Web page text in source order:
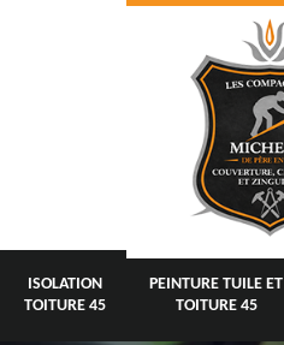
ISOLATION
TOITURE 45
PEINTURE TUILE ET
TOITURE 45